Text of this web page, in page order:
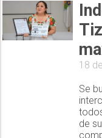
18
Se
de